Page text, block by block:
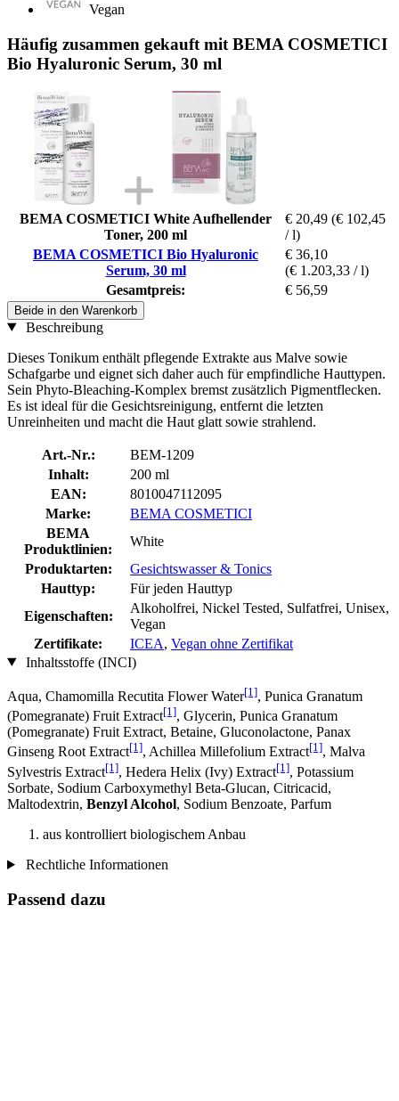
Vegan
Häufig zusammen gekauft mit BEMA COSMETICI
Bio Hyaluronic Serum, 30 ml
BEMA COSMETICI White Aufhellender
Toner, 200 ml
€ 20,49 (€ 102,45
/ l)
BEMA COSMETICI Bio Hyaluronic
Serum, 30 ml
€ 36,10
(€ 1.203,33 / l)
Gesamtpreis:
€ 56,59
Beide in den Warenkorb
Beschreibung
Dieses Tonikum enthält pflegende Extrakte aus Malve sowie
Schafgarbe und eignet sich daher auch für empfindliche Hauttypen.
Sein Phyto-Bleaching-Komplex bremst zusätzlich Pigmentflecken.
Es ist ideal für die Gesichtsreinigung, entfernt die letzten
Unreinheiten und macht die Haut glatt sowie strahlend.
Art.-Nr.:
BEM-1209
Inhalt:
200 ml
EAN:
8010047112095
Marke:
BEMA COSMETICI
BEMA
Produktlinien:
White
Produktarten:
Gesichtswasser & Tonics
Hauttyp:
Für jeden Hauttyp
Eigenschaften:
Alkoholfrei, Nickel Tested, Sulfatfrei, Unisex,
Vegan
Zertifikate:
ICEA, Vegan ohne Zertifikat
Inhaltsstoffe (INCI)
Aqua, Chamomilla Recutita Flower Water[1], Punica Granatum
(Pomegranate) Fruit Extract[1], Glycerin, Punica Granatum
(Pomegranate) Fruit Extract, Betaine, Gluconolactone, Panax
Ginseng Root Extract[1], Achillea Millefolium Extract[1], Malva
Sylvestris Extract[1], Hedera Helix (Ivy) Extract[1], Potassium
Sorbate, Sodium Carboxymethyl Beta-Glucan, Citricacid,
Maltodextrin, Benzyl Alcohol, Sodium Benzoate, Parfum
aus kontrolliert biologischem Anbau
Rechtliche Informationen
Passend dazu